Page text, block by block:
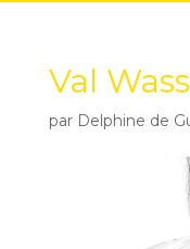
Val
par Delphine de